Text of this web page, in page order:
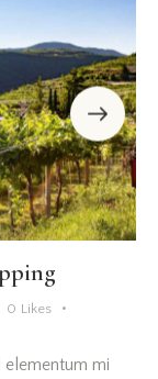
0 Likes
elementum mi